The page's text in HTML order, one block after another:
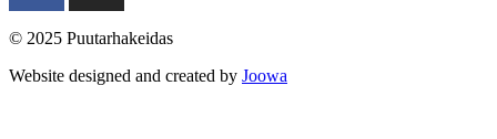
© 2025 Puutarhakeidas
Website designed and created by Joowa